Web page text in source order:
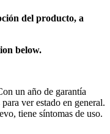
del producto, a
below.
un año de garantía
ver estado en general.
tiene síntomas de uso.